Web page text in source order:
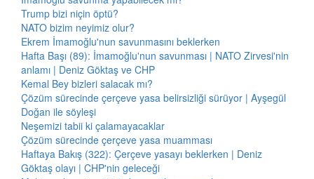
Trump bizi niçin öptü?
NATO bizim neyimiz olur?
Ekrem İmamoğlu'nun savunmasını beklerken
Hafta Başı (89): İmamoğlu'nun savunması | NATO Zirvesi'nin
anlamı | Deniz Göktaş ve CHP
Kemal Bey bizleri salacak mı?
Çözüm sürecinde çerçeve yasa belirsizliği sürüyor | Ayşegül
Doğan ile söyleşi
Neşemizi tabii ki çalamayacaklar
Çözüm sürecinde çerçeve yasa muamması
Haftaya Bakış (322): Çerçeve yasayı beklerken | Deniz
Göktaş olayı | CHP'nin geleceği